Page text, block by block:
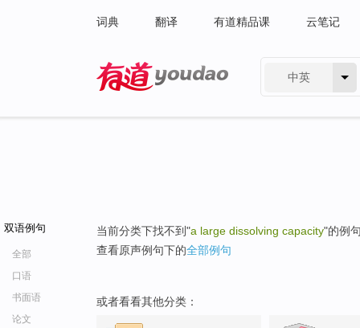
词典 翻译 有道精品课 云笔记
中英
双语例句
全部
口语
书面语
论文
当前分类下找不到"a large dissolving capacity"的例
查看原声例句下的全部例句
或者看看其他分类：